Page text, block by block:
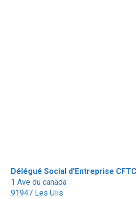
Délégué Social d’Entreprise CFTC
1 Ave du canada
91947 Les Ulis